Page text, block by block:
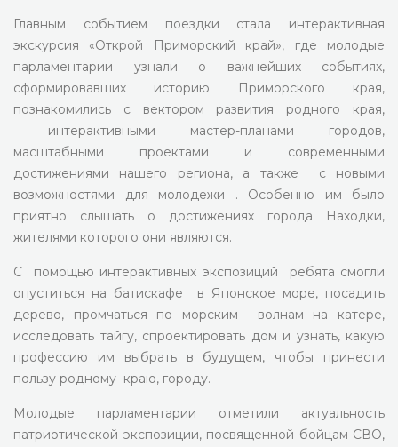
Главным событием поездки стала интерактивная
экскурсия «Открой Приморский край», где молодые
парламентарии узнали о важнейших событиях,
сформировавших историю Приморского края,
познакомились с вектором развития родного края,
интерактивными мастер-планами городов,
масштабными проектами и современными
достижениями нашего региона, а также с новыми
возможностями для молодежи . Особенно им было
приятно слышать о достижениях города Находки,
жителями которого они являются.
С помощью интерактивных экспозиций ребята смогли
опуститься на батискафе в Японское море, посадить
дерево, промчаться по морским волнам на катере,
исследовать тайгу, спроектировать дом и узнать, какую
профессию им выбрать в будущем, чтобы принести
пользу родному краю, городу.
Молодые парламентарии отметили актуальность
патриотической экспозиции, посвященной бойцам СВО,